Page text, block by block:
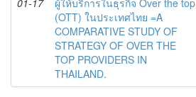
01-17
ผู้ให้บริการในธุรกิจ Over the top
(OTT) ในประเทศไทย =A
COMPARATIVE STUDY OF
STRATEGY OF OVER THE
TOP PROVIDERS IN
THAILAND.